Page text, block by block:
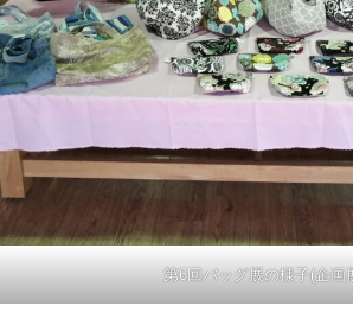
第6回バッグ展の様子(企画